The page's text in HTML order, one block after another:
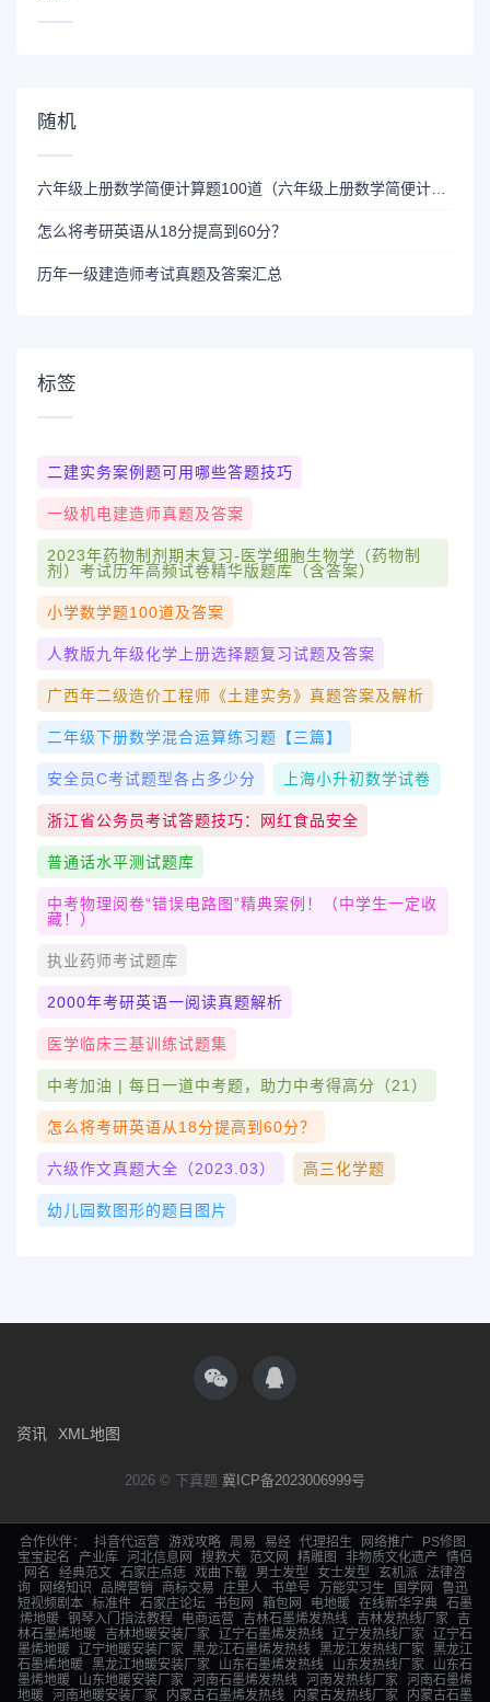
随机
怎么将考研英语从18分提高到60分？
历年一级建造师考试真题及答案汇总
标签
二建实务案例题可用哪些答题技巧
一级机电建造师真题及答案
2023年药物制剂期末复习-医学细胞生物学（药物制
剂）考试历年高频试卷精华版题库（含答案）
小学数学题100道及答案
人教版九年级化学上册选择题复习试题及答案
广西年二级造价工程师《土建实务》真题答案及解析
二年级下册数学混合运算练习题【三篇】
安全员c考试题型各占多少分 上海小升初数学试卷
浙江省公务员考试答题技巧：网红食品安全
普通话水平测试题库
中考物理阅卷“错误电路图”精典案例！（中学生一定收
藏！）
执业药师考试题库
2000年考研英语一阅读真题解析
医学临床三基训练试题集
中考加油 | 每日一道中考题，助力中考得高分（21）
怎么将考研英语从18分提高到60分？
六级作文真题大全（2023.03） 高三化学题
幼儿园数图形的题目图片
资讯 XML地图
2026 © 下真题 冀ICP备2023006999号
合作伙伴： 抖音代运营 游戏攻略 周易 易经 代理招生 网络推广
PS修图
宝宝起名
产业库 河北信息网 搜救犬 范文网 精雕图 非物质文化遗产
情侣
网名
经典范文 石家庄点痣 戏曲下载 男士发型 女士发型 玄机派
法律咨
询
网络知识 品牌营销 商标交易 庄里人 书单号 万能实习生 国学网
鲁迅
短视频剧本 标准件 石家庄论坛 书包网 箱包网 电地暖 在线新华字典 石墨
烯地暖 钢琴入门指法教程 电商运营 吉林石墨烯发热线 吉林发热线厂家
吉
林石墨烯地暖
吉林地暖安装厂家 辽宁石墨烯发热线 辽宁发热线厂家
辽宁石
墨烯地暖 辽宁地暖安装厂家 黑龙江石墨烯发热线 黑龙江发热线厂家
黑龙江
石墨烯地暖 黑龙江地暖安装厂家 山东石墨烯发热线 山东发热线厂家
山东石
墨烯地暖
山东地暖安装厂家 河南石墨烯发热线 河南发热线厂家
河南石墨烯
地暖 河南地暖安装厂家 内蒙古石墨烯发热线 内蒙古发热线厂家 内蒙古石墨